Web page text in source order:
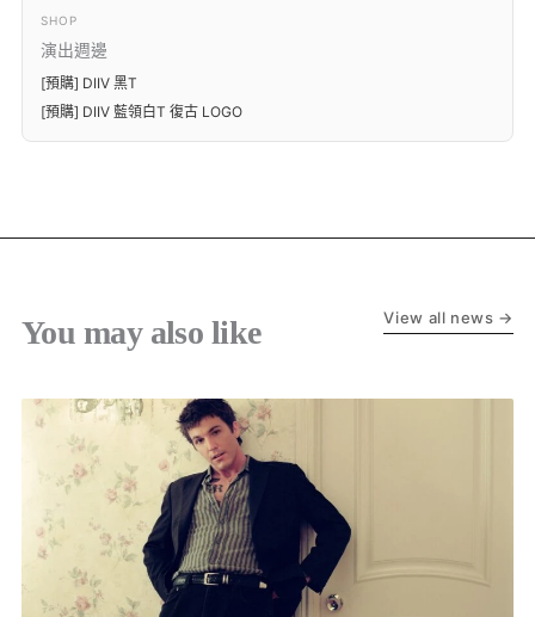
SHOP
演出週邊
[預購] DIIV 黑T
[預購] DIIV 藍領白T 復古 LOGO
You may also like View all news →